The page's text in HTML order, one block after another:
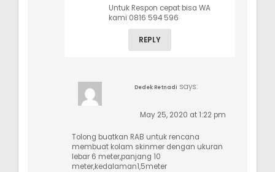
Untuk Respon cepat bisa WA
kami 0816 594 596
REPLY
Dedek Retnadi says:
May 25, 2020 at 1:22 pm
Tolong buatkan RAB untuk rencana
membuat kolam skinmer dengan ukuran
lebar 6 meter,panjang 10
meter,kedalaman1,5meter